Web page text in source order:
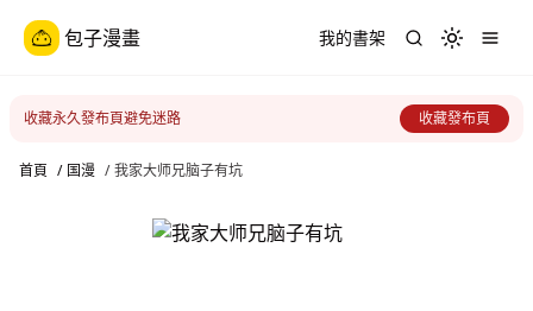
包子漫畫 我的書架 Toggle
收藏永久發布頁避免迷路 收藏發布頁
首頁 / 国漫 / 我家大师兄脑子有坑